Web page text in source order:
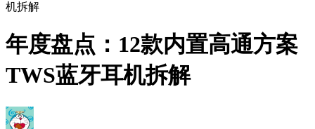
机拆解
年度盘点：12款内置高通方案
TWS蓝牙耳机拆解